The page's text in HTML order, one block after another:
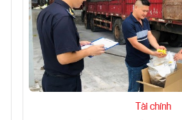
Tài chính